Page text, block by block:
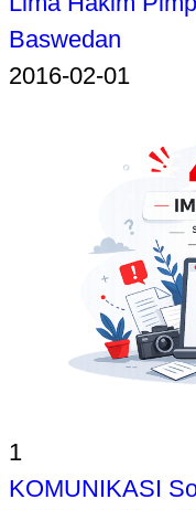
Baswedan
2016-02-01
1
KOMUNIKASI